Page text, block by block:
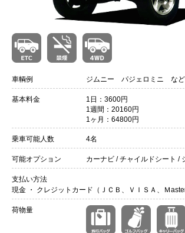
車輌例 ジムニー パジェロミニ など
基本料金
1日：3600円
1週間：20160円
1ヶ月：64800円
乗車可能人数 4名
可能オプション カーナビ / チャイルドシート /
支払い方法
現金 ・ クレジットカード（ＪＣＢ、ＶＩＳＡ、Ｍ
荷物量